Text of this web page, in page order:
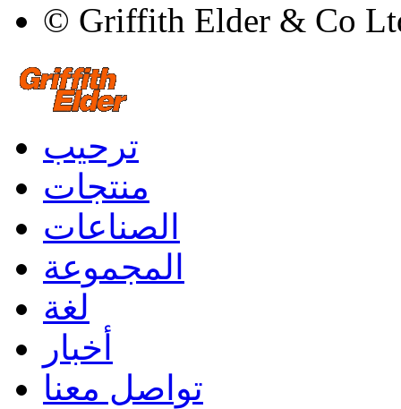
© Griffith Elder & Co
ترحيب
منتجات
الصناعات
المجموعة
لغة
أخبار
تواصل معنا